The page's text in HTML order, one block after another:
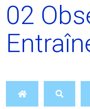
02